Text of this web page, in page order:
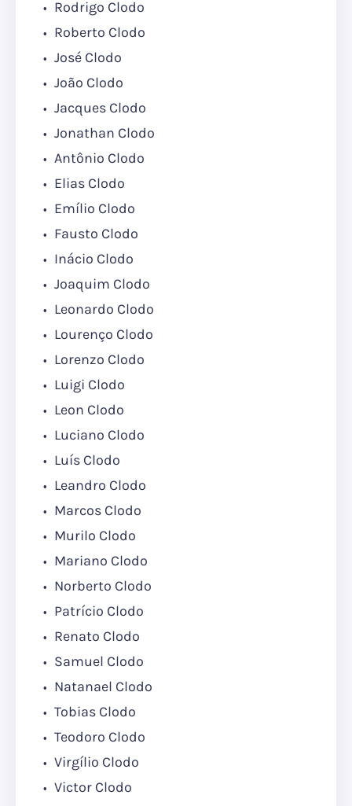
Rodrigo Clodo
Roberto Clodo
José Clodo
João Clodo
Jacques Clodo
Jonathan Clodo
Antônio Clodo
Elias Clodo
Emílio Clodo
Fausto Clodo
Inácio Clodo
Joaquim Clodo
Leonardo Clodo
Lourenço Clodo
Lorenzo Clodo
Luigi Clodo
Leon Clodo
Luciano Clodo
Luís Clodo
Leandro Clodo
Marcos Clodo
Murilo Clodo
Mariano Clodo
Norberto Clodo
Patrício Clodo
Renato Clodo
Samuel Clodo
Natanael Clodo
Tobias Clodo
Teodoro Clodo
Virgílio Clodo
Victor Clodo